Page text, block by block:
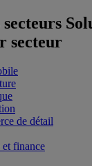
secteurs
secteur
de détail
finance